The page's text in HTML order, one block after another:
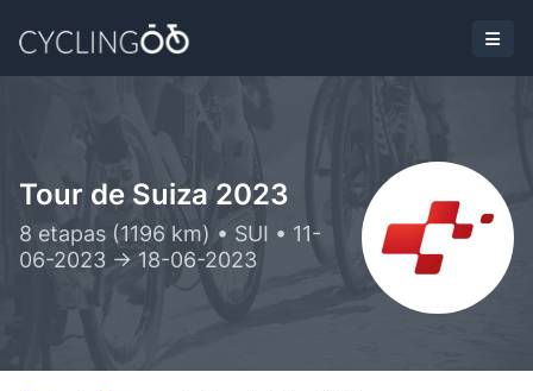
Tour de Suiza 2023
8 etapas (1196 km) • SUI • 11-
06-2023 -> 18-06-2023